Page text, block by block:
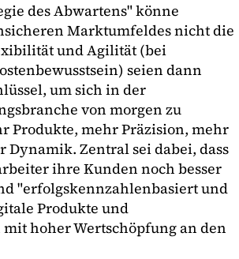
des Abwartens" könne
Marktumfeldes nicht die
und Agilität (bei
seien dann
um sich in der
von morgen zu
Produkte, mehr Präzision, mehr
Zentral sei dabei, dass
ihre Kunden noch besser
"erfolgskennzahlenbasiert und
Produkte und
hoher Wertschöpfung an den